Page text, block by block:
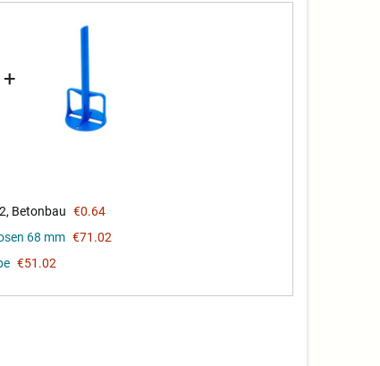
+
Betonbau €0.64
68 mm €71.02
€51.02